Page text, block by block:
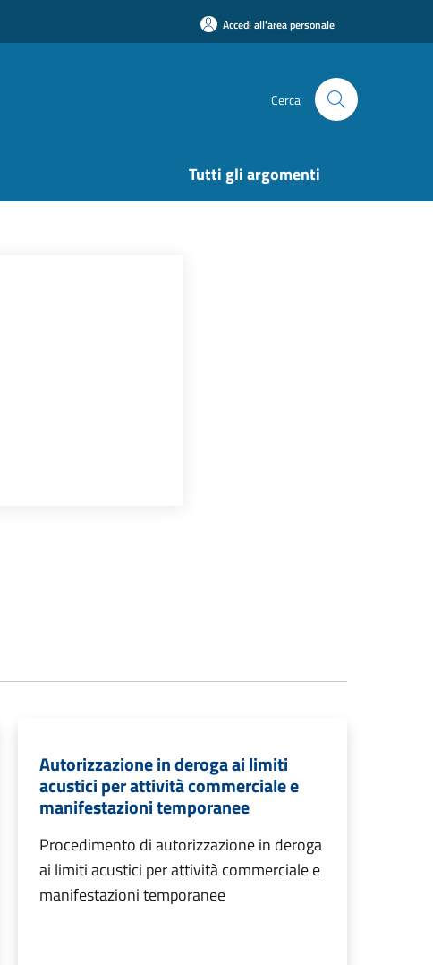
Accedi all'area personale
Cerca
Tutti gli argomenti
Autorizzazione in deroga ai limiti
acustici per attività commerciale e
manifestazioni temporanee
Procedimento di autorizzazione in deroga
ai limiti acustici per attività commerciale e
manifestazioni temporanee